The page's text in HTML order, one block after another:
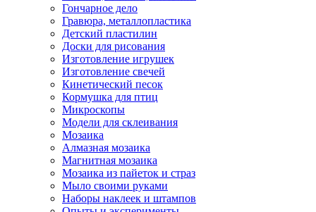
Гончарное дело
Гравюра, металлопластика
Детский пластилин
Доски для рисования
Изготовление игрушек
Изготовление свечей
Кинетический песок
Кормушка для птиц
Микроскопы
Модели для склеивания
Мозаика
Алмазная мозаика
Магнитная мозаика
Мозаика из пайеток и страз
Мыло своими руками
Наборы наклеек и штампов